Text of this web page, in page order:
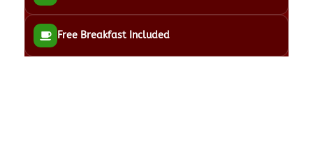
Free Breakfast Included